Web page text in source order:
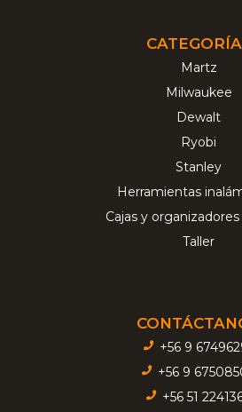
Martz
Milwaukee
Dewalt
Ryobi
Stanley
Herramientas
Cajas y
Taller
+56 9
+56 9
+56 51